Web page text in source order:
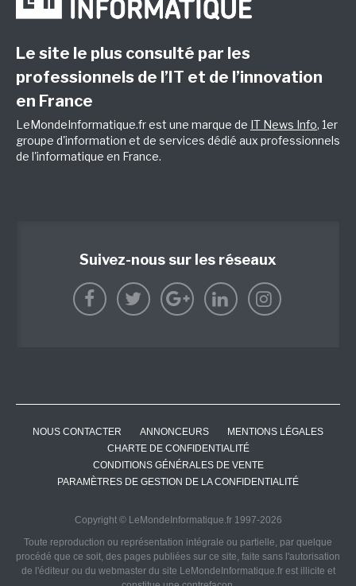
Le site le plus consulté par les
professionnels de l’IT et de l’innovation
en France
LeMondeInformatique.fr est une marque de IT News Info, 1er
groupe d'information et de services dédié aux professionnels
de l'informatique en France.
Suivez-nous sur les réseaux
NOUS CONTACTER ANNONCEURS
MENTIONS LÉGALES
CHARTE DE CONFIDENTIALITÉ
CONDITIONS GÉNÉRALES DE VENTE
PARAMÈTRES DE GESTION DE LA CONFIDENTIALITÉ
Copyright © LeMondeInformatique.fr 1997-2026
Toute reproduction ou représentation intégrale ou partielle, par quelque
procédé que ce soit, des pages publiées sur ce site, faite sans l'autorisation
de l'éditeur ou du webmaster du site LeMondeInformatique.fr est illicite et